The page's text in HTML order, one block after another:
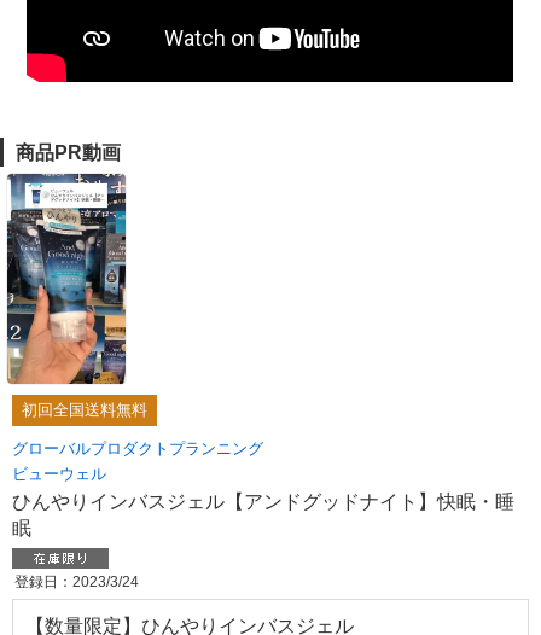
商品PR動画
初回全国送料無料
グローバルプロダクトプランニング
ビューウェル
ひんやりインバスジェル【アンドグッドナイト】快眠・睡
眠
登録日：2023/3/24
【数量限定】ひんやりインバスジェル